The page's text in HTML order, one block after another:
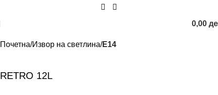
0,00
Почетна Извор на светлина E14
RETRO 12L